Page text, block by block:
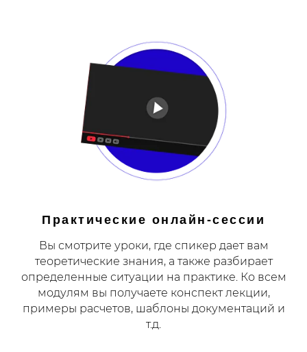
Практические онлайн-сессии
Вы смотрите уроки, где спикер дает вам
теоретические знания, а также разбирает
определенные ситуации на практике. Ко всем
модулям вы получаете конспект лекции,
примеры расчетов, шаблоны документаций и
т.д.